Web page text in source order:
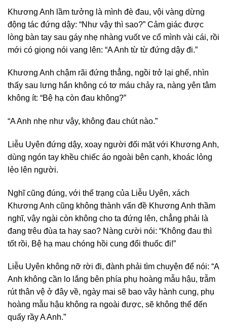
Khương Anh lầm tưởng là mình đè đau, vội vàng dừng
động tác đứng dậy: “Như vậy thì sao?” Cảm giác được
lòng bàn tay sau gáy nhẹ nhàng vuốt ve cổ mình vài cái, rồi
mới có giọng nói vang lên: “A Anh từ từ đứng dậy đi.”
Khương Anh chậm rãi đứng thẳng, ngồi trở lại ghế, nhìn
thấy sau lưng hắn không có tơ máu chảy ra, nàng yên tâm
không ít: “Bệ hạ còn đau không?”
“A Anh nhẹ như vậy, không đau chút nào.”
Liễu Uyên đứng dậy, xoay người đối mặt với Khương Anh,
dùng ngón tay khều chiếc áo ngoài bên cạnh, khoác lỏng
lẻo lên người.
Nghĩ cũng đúng, với thể trạng của Liễu Uyên, xách
Khương Anh cũng không thành vấn đề Khương Anh thầm
nghĩ, vậy ngài còn không cho ta đứng lên, chẳng phải là
đang trêu đùa ta hay sao? Nàng cười nói: “Không đau thì
tốt rồi, Bệ hạ mau chóng hồi cung đổi thuốc đi!”
Liễu Uyên không nỡ rời đi, đành phải tìm chuyện để nói: “A
Anh không cần lo lắng bên phía phụ hoàng mẫu hậu, trẫm
rút thân vệ ở đây về, ngày mai sẽ bao vây hành cung, phụ
hoàng mẫu hậu không ra ngoài được, sẽ không thể đến
quấy rầy A Anh.”